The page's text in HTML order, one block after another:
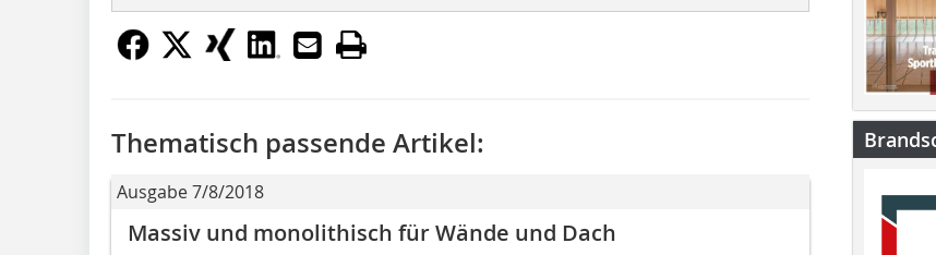
Thematisch passende Artikel:
Ausgabe 7/8/2018
Massiv und monolithisch für Wände und Dach